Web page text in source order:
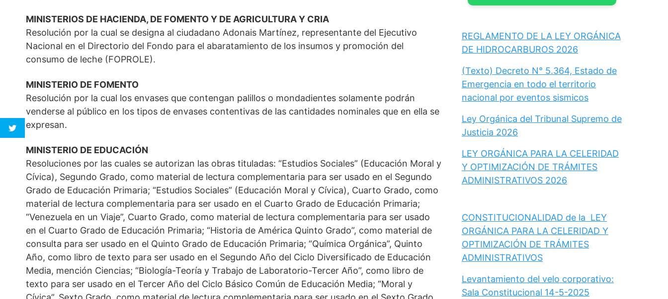
MINISTERIOS DE HACIENDA, DE FOMENTO Y DE AGRICULTURA Y CRIA
Resolución por la cual se designa al ciudadano Adonais Martínez, representante del Ejecutivo
Nacional en el Directorio del Fondo para el abaratamiento de los insumos y promoción del
consumo de leche (FOPROLE).
MINISTERIO DE FOMENTO
Resolución por la cual los envases que contengan palillos o mondadientes solamente podrán
venderse al público en los tipos de envases contentivas de las cantidades nominales que en ella se
expresan.
MINISTERIO DE EDUCACIÓN
Resoluciones por las cuales se autorizan las obras tituladas: “Estudios Sociales” (Educación Moral y
Cívica), Segundo Grado, como material de lectura complementaria para ser usado en el Segundo
Grado de Educación Primaria; “Estudios Sociales” (Educación Moral y Cívica), Cuarto Grado, como
material de lectura complementaria para ser usado en el Cuarto Grado de Educación Primaria;
“Venezuela en un Viaje”, Cuarto Grado, como material de lectura complementaria para ser usado
en el Cuarto Grado de Educación Primaria; “Historia de América Quinto Grado”, como material de
consulta para ser usado en el Quinto Grado de Educación Primaria; “Química Orgánica”, Quinto
Año, como libro de texto para ser usado en el Segundo Año del Ciclo Diversificado de Educación
Media, mención Ciencias; “Biología-Teoría y Trabajo de Laboratorio-Tercer Año”, como libro de
texto para ser usado en el Tercer Año del Ciclo Básico Común de Educación Media; “Moral y
REGLAMENTO DE LA LEY ORGÁNICA
DE HIDROCARBUROS 2026
(Texto) Decreto N° 5.364, Estado de
Emergencia en todo el territorio
nacional por eventos sismicos
Ley Orgánica del Tribunal Supremo de
Justicia 2026
LEY ORGÁNICA PARA LA CELERIDAD
Y OPTIMIZACIÓN DE TRÁMITES
ADMINISTRATIVOS 2026
CONSTITUCIONALIDAD de la LEY
ORGÁNICA PARA LA CELERIDAD Y
OPTIMIZACIÓN DE TRÁMITES
ADMINISTRATIVOS
Levantamiento del velo corporativo:
Sala Constitucional 14-5-2025